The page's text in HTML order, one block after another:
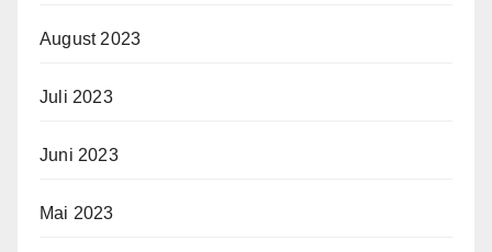
August 2023
Juli 2023
Juni 2023
Mai 2023